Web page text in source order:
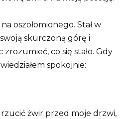
oszołomionego. Stał w
skurczoną górę i
co się stało. Gdy
spokojnie:
rzucić żwir przed moje drzwi,